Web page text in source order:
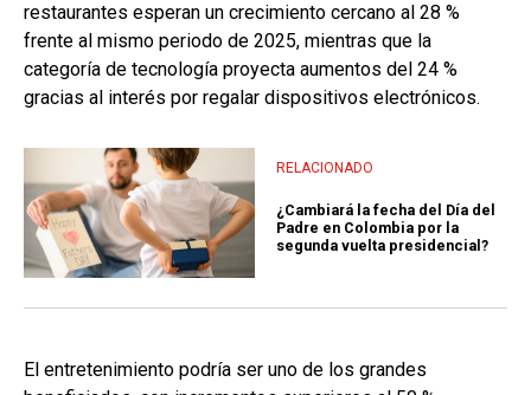
restaurantes esperan un crecimiento cercano al 28 %
frente al mismo periodo de 2025, mientras que la
categoría de tecnología proyecta aumentos del 24 %
gracias al interés por regalar dispositivos electrónicos.
RELACIONADO
¿Cambiará la fecha del Día del
Padre en Colombia por la
segunda vuelta presidencial?
El entretenimiento podría ser uno de los grandes